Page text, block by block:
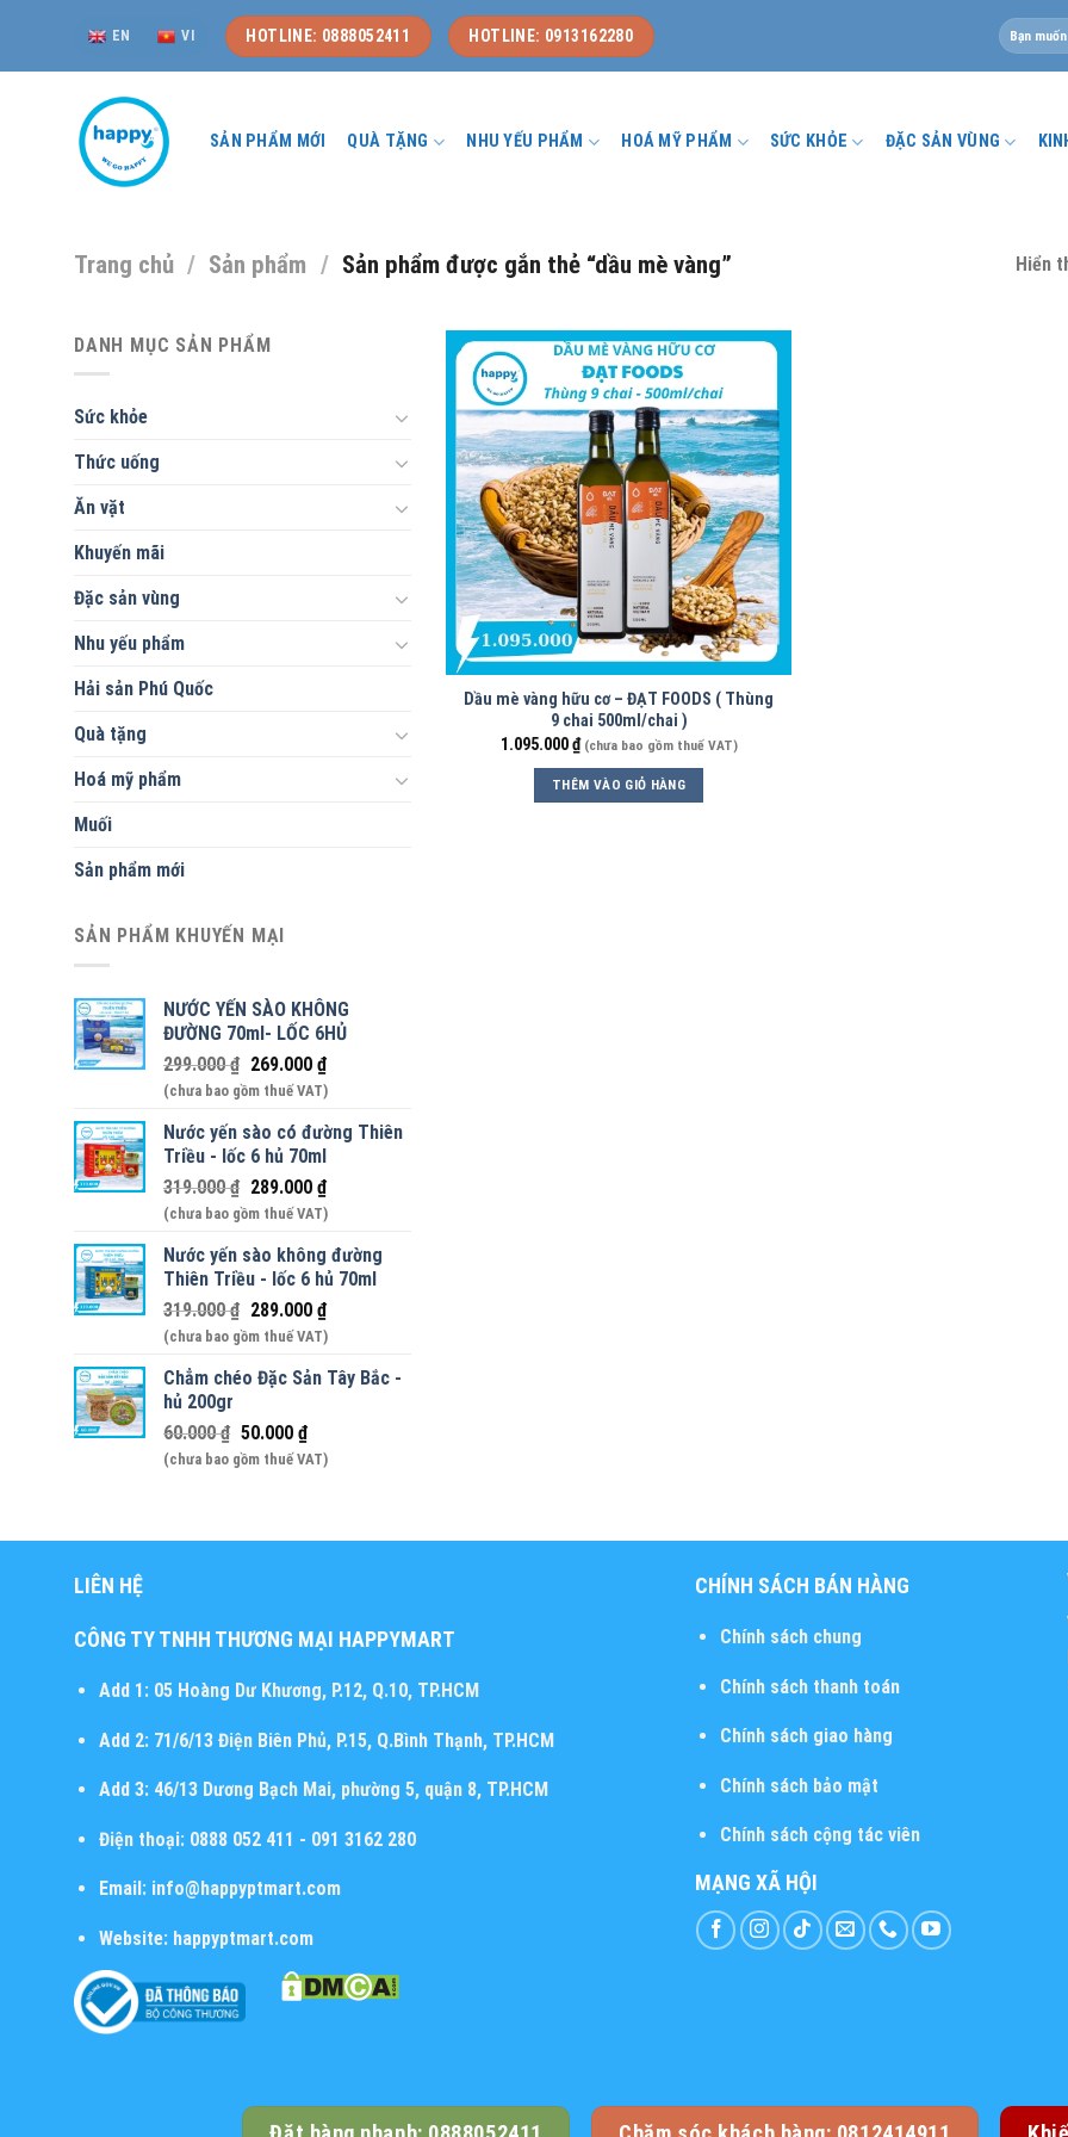
content
EN VI HOTLINE: 0888052411 HOTLINE: 0913162280
Tìm
kiếm:
SẢN PHẨM MỚI QUÀ TẶNG NHU YẾU PHẨM HOÁ MỸ PHẨM SỨC KHỎE ĐẶC SẢN VÙNG
Trang chủ / Sản phẩm / Sản phẩm được gắn thẻ “dầu mè vàng” Hiển
DANH MỤC SẢN PHẨM
Sức khỏe
Thức uống
Ăn vặt
Khuyến mãi
Đặc sản vùng
Nhu yếu phẩm
Hải sản Phú Quốc
Quà tặng
Hoá mỹ phẩm
Muối
Sản phẩm mới
SẢN PHẨM KHUYẾN MẠI
NƯỚC YẾN SÀO KHÔNG
ĐƯỜNG 70ml- LỐC 6HỦ
299.000₫ 269.000 ₫
(chưa bao gồm thuế VAT)
Nước yến sào có đường Thiên
Triều - lốc 6 hủ 70ml
319.000₫ 289.000 ₫
(chưa bao gồm thuế VAT)
Nước yến sào không đường
Thiên Triều - lốc 6 hủ 70ml
319.000₫ 289.000 ₫
(chưa bao gồm thuế VAT)
Chẳm chéo Đặc Sản Tây Bắc -
hủ 200gr
60.000₫ 50.000 ₫
(chưa bao gồm thuế VAT)
Dầu mè vàng hữu cơ – ĐẠT FOODS ( Thùng
9 chai 500ml/chai )
1.095.000₫ (chưa bao gồm thuế VAT)
THÊM VÀO GIỎ HÀNG
LIÊN HỆ
CÔNG TY TNHH THƯƠNG MẠI HAPPYMART
Add 1:05 Hoàng Dư Khương, P.12, Q.10, TP.HCM
Add 2:71/6/13 Điện Biên Phủ, P.15, Q.Bình Thạnh, TP.HCM
Add 3:46/13 Dương Bạch Mai, phường 5, quận 8, TP.HCM
Điện thoại:0888 052 411 - 091 3162 280
Email:info@happyptmart.com
Website: happyptmart.com
CHÍNH SÁCH BÁN HÀNG
Chính sách chung
Chính sách thanh toán
Chính sách giao hàng
Chính sách bảo mật
Chính sách cộng tác viên
MẠNG XÃ HỘI